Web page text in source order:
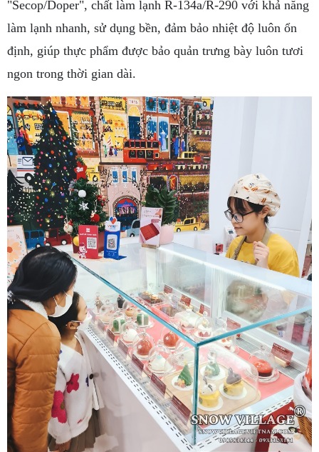
"Secop/Doper", chất làm lạnh R-134a/R-290 với khả năng
làm lạnh nhanh, sử dụng bền, đảm bảo nhiệt độ luôn ổn
định, giúp thực phẩm được bảo quản trưng bày luôn tươi
ngon trong thời gian dài.